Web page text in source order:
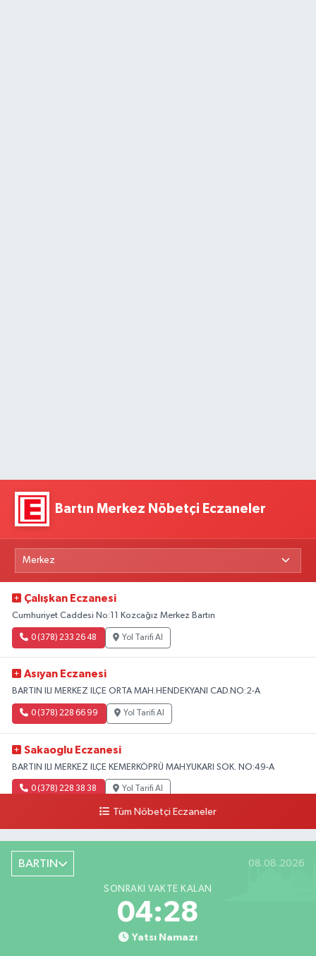
Bartın Merkez Nöbetçi Eczaneler
Çalışkan Eczanesi
Cumhuriyet Caddesi No:11 Kozcağız Merkez Bartın
0 (378) 233 26 48 Yol Tarifi Al
Asıyan Eczanesi
BARTIN ILI MERKEZ ILÇE ORTA MAH.HENDEKYANI CAD.NO:2-A
0 (378) 228 66 99 Yol Tarifi Al
Sakaoglu Eczanesi
BARTIN ILI MERKEZ ILÇE KEMERKÖPRÜ MAH.YUKARI SOK. NO:49-A
0 (378) 228 38 38 Yol Tarifi Al
Tüm Nöbetçi Eczaneler
BARTIN 08.08.2026
SONRAKI VAKTE KALAN
04:27
Yatsı Namazı